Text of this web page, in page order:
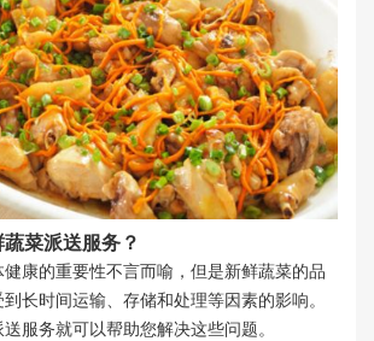
菜派送服务？
康的重要性不言而喻，但是新鲜蔬菜的品
长时间运输、存储和处理等因素的影响。
服务就可以帮助您解决这些问题。